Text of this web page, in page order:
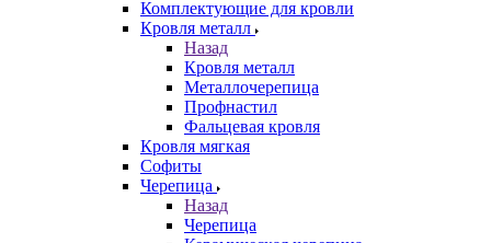
Комплектующие для кровли
Кровля металл
Назад
Кровля металл
Металлочерепица
Профнастил
Фальцевая кровля
Кровля мягкая
Софиты
Черепица
Назад
Черепица